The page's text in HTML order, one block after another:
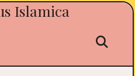
Islamica